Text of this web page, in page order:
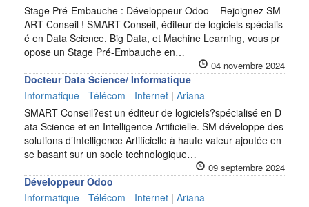
Stage Pré-Embauche : Développeur Odoo – Rejoignez SM
ART Conseil ! SMART Conseil, éditeur de logiciels spécialis
é en Data Science, Big Data, et Machine Learning, vous pr
opose un Stage Pré-Embauche en…
04 novembre 2024
Docteur Data Science/ Informatique
Informatique - Télécom - Internet | Ariana
SMART Conseil?est un éditeur de logiciels?spécialisé en D
ata Science et en Intelligence Artificielle. SM développe des
solutions d’Intelligence Artificielle à haute valeur ajoutée en
se basant sur un socle technologique…
09 septembre 2024
Développeur Odoo
Informatique - Télécom - Internet | Ariana